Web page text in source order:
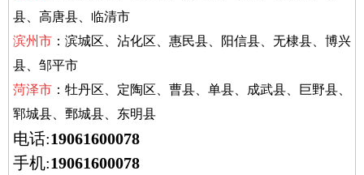
县、高唐县、临清市
滨州市 ：滨城区、沾化区、惠民县、阳信县、无棣县、博兴
县、邹平市
菏泽市 ：牡丹区、定陶区、曹县、单县、成武县、巨野县、
郓城县、鄄城县、东明县
电话:19061600078
手机:19061600078